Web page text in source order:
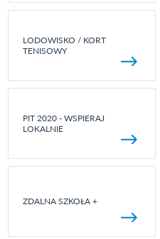
LODOWISKO / KORT
TENISOWY
PIT 2020 - WSPIERAJ
LOKALNIE
ZDALNA SZKOŁA +